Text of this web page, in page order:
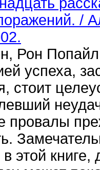
/
Рон
успеха,
стоит
провалы
этой книге,